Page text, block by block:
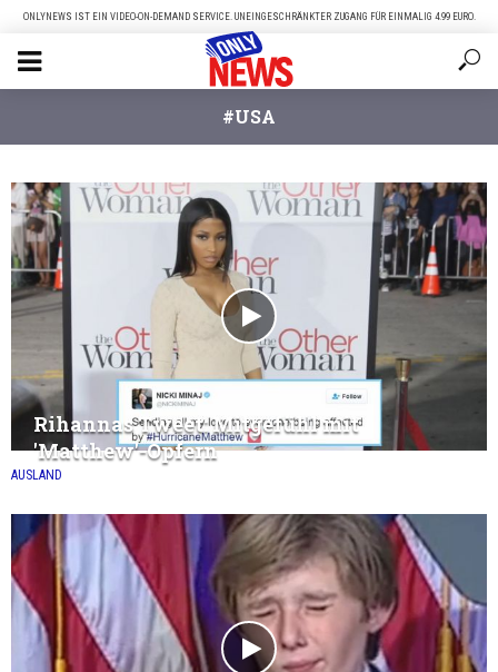
ONLYNEWS IST EIN VIDEO-ON-DEMAND SERVICE. UNEINGESCHRÄNKTER ZUGANG FÜR EINMALIG 4.99 EURO.
#USA
AUSLAND
Rihannas Tweet: Mitgefühl mit
'Matthew'-Opfern